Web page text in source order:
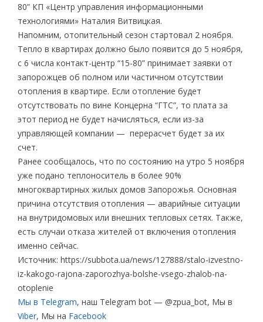
80” КП «Центр управления информационными
технологиями» Наталия Витвицкая.
Напомним, отопительный сезон стартовал 2 ноября.
Тепло в квартирах должно было появится до 5 ноября,
с 6 числа контакт-центр “15-80” принимает заявки от
запорожцев об полном или частичном отсутствии
отопления в квартире. Если отопление будет
отсутствовать по вине Концерна “ГТС”, то плата за
этот период не будет начисляться, если из-за
управляющей компании — перерасчет будет за их
счет.
Ранее сообщалось, что по состоянию на утро 5 ноября
уже подано теплоноситель в более 90%
многоквартирных жилых домов Запорожья. Основная
причина отсутствия отопления — аварийные ситуации
на внутридомовых или внешних тепловых сетях. Также,
есть случаи отказа жителей от включения отопления
именно сейчас.
Источник: https://subbota.ua/news/127888/stalo-izvestno-
iz-kakogo-rajona-zaporozhya-bolshe-vsego-zhalob-na-
otoplenie
Мы в Telegram, наш Telegram bot — @zpua_bot, Мы в
Viber, Мы на Facebook